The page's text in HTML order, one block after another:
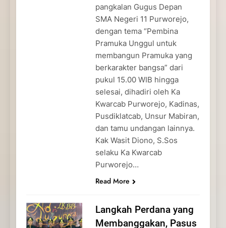
pangkalan Gugus Depan
SMA Negeri 11 Purworejo,
dengan tema “Pembina
Pramuka Unggul untuk
membangun Pramuka yang
berkarakter bangsa” dari
pukul 15.00 WIB hingga
selesai, dihadiri oleh Ka
Kwarcab Purworejo, Kadinas,
Pusdiklatcab, Unsur Mabiran,
dan tamu undangan lainnya.
Kak Wasit Diono, S.Sos
selaku Ka Kwarcab
Purworejo…
Read More
Langkah Perdana yang
Membanggakan, Pasus